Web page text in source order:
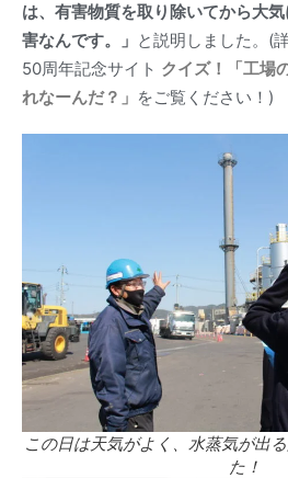
は、有害物質を取り除いてから大
害なんです。」 と説明しました。(
50周年記念サイト クイズ！「工場
れなーんだ？ 」 をご覧ください！)
この日は天気がよく、水蒸気が出
た！